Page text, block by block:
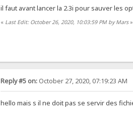
il faut avant lancer la 2.3i pour sauver les
« Last Edit: October 26, 2020, 10:03:59 PM by Mars»
Reply #5 on:October 27, 2020, 07:19:23 AM
hello mais s il ne doit pas se servir des